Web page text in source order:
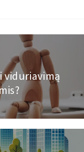
viduriavimą